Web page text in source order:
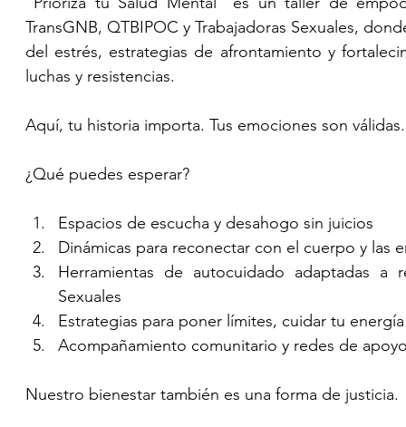
TransGNB, QTBIPOC y Trabajadoras Sexuales,
del estrés, estrategias de afrontamiento y
luchas y resistencias.
Aquí, tu historia importa. Tus emociones son
¿Qué puedes esperar?
Espacios de escucha y desahogo sin juicios
Dinámicas para reconectar con el cuerpo y las
Herramientas de autocuidado adaptadas a
Sexuales
Estrategias para poner límites, cuidar tu
Acompañamiento comunitario y redes de
Nuestro bienestar también es una forma de justicia.